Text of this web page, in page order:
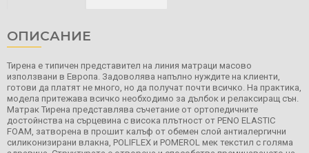
ОПИСАНИЕ
Тирена е типичен представител на линия матраци масово
използвани в Европа. Задоволява напълно нуждите на клиенти,
готови да платят не много, но да получат почти всичко. На практика,
модела притежава всичко необходимо за дълбок и релаксиращ сън.
Матрак Тирена представлява съчетание от ортопедичните
достойнства на сърцевина с висока плътност от PENO ELASTIC
FOAM, затворена в прошит калъф от обемен слой антиалергични
силиконизирани влакна, POLIFLEX и POMEROL мек текстил с голяма